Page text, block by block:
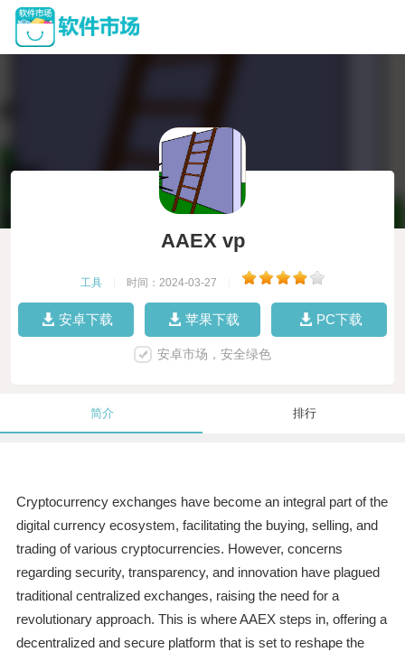
AAEX vp
工具 时间：2024-03-27
安卓下载 苹果下载 PC下载
安卓市场，安全绿色
简介 排行
Cryptocurrency exchanges have become an integral part of the
digital currency ecosystem, facilitating the buying, selling, and
trading of various cryptocurrencies. However, concerns
regarding security, transparency, and innovation have plagued
traditional centralized exchanges, raising the need for a
revolutionary approach. This is where AAEX steps in, offering a
decentralized and secure platform that is set to reshape the